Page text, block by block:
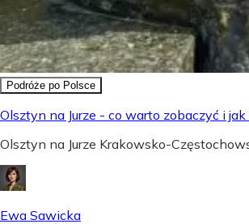
Podróże po Polsce
Olsztyn na Jurze - co warto zobaczyć i
Olsztyn na Jurze Krakowsko-
Ewa Sawicka